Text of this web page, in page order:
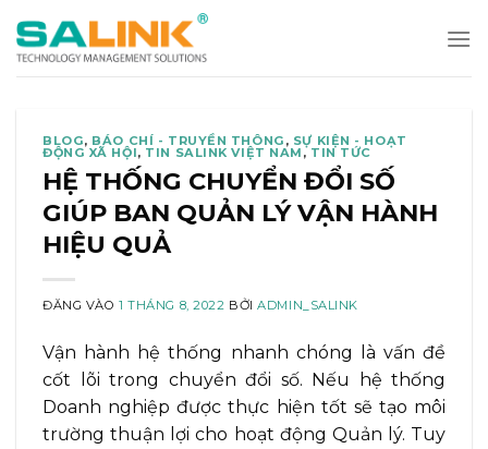
qua
nội
BLOG, BÁO CHÍ - TRUYỀN THÔNG , SỰ KIỆN - HOẠT
ĐỘNG XÃ HỘI, TIN SALINK VIỆT NAM , TIN TỨC
HỆ THỐNG CHUYỂN ĐỔI SỐ
GIÚP BAN QUẢN LÝ VẬN HÀNH
HIỆU QUẢ
ĐĂNG VÀO1 THÁNG 8, 2022 BỞIADMIN_SALINK
Vận hành hệ thống nhanh chóng là vấn đề
cốt lõi trong chuyển đổi số. Nếu hệ thống
Doanh nghiệp được thực hiện tốt sẽ tạo môi
trường thuận lợi cho hoạt động Quản lý. Tuy